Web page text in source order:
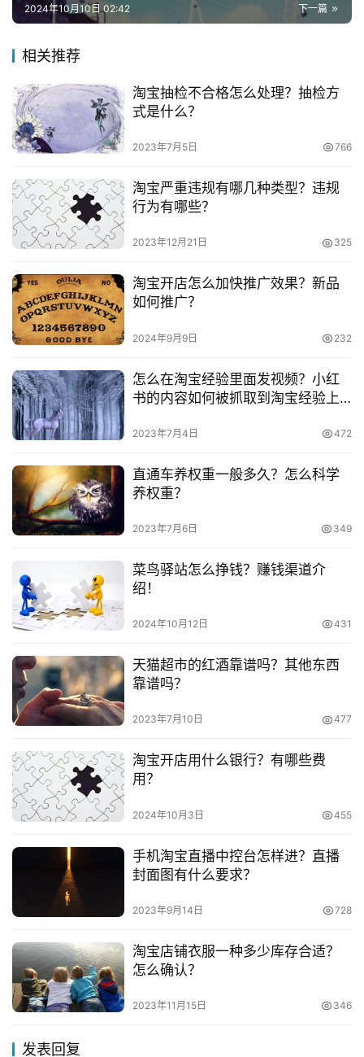
职
目
电
商
创
业
创
业
项
视
频
号
淘
宝
分
享
投稿
如何交税应该是根据公司的业务确认的收入来进行
支付宝收款，可以在其他货币资金科目下设支付宝
二级明细，会计分录是：
借：其他货币资金-支付宝
贷：主营业务收入 应交税费-应交增值税(销项税)
支付宝提现时：
贷：其他货币资金-支付宝
我们的每一笔收支基本是在国家的监控下，我们需
时关注最新的税收政策
不管在哪个平台，企业店铺运营肯定是需要交税
税漏税的情况，不然可能会导致企业店铺无法正常运营下去
哦。
推荐阅读：
企业支付宝有什么用？跟个人支付宝有什么区别？
企业支付宝账号申请需要多长时间？有什么好处？
若转载，请注明出处：
https://www.zaotuan.com.cn/141127.html
版权声明：本文内容由互联网用户自发贡献，该文观点仅代表
承担相关法律责任。如发现本站有涉嫌抄袭侵权/违法违规的内
容， 请发送邮件至 153055113@qq.com 举报，一经查实，
本站将立刻删除。
下一篇
2024年10月10日 02:42
相关推荐
淘宝抽检不合格怎么处理？抽检方
式是什么？
2023年7月5日 766
淘宝严重违规有哪几种类型？违规
行为有哪些？
2023年12月21日 325
淘宝开店怎么加快推广效果？新品
如何推广？
2024年9月9日 232
怎么在淘宝经验里面发视频？小红
书的内容如何被抓取到淘宝经验上
2023年7月4日 472
直通车养权重一般多久？怎么科学
养权重？
2023年7月6日 349
菜鸟驿站怎么挣钱？赚钱渠道介
绍！
2024年10月12日 431
天猫超市的红酒靠谱吗？其他东西
靠谱吗？
2023年7月10日 477
淘宝开店用什么银行？有哪些费
用？
2024年10月3日 455
手机淘宝直播中控台怎样进？直播
封面图有什么要求？
2023年9月14日 728
淘宝店铺衣服一种多少库存合适？
怎么确认？
2023年11月15日 346
发表回复